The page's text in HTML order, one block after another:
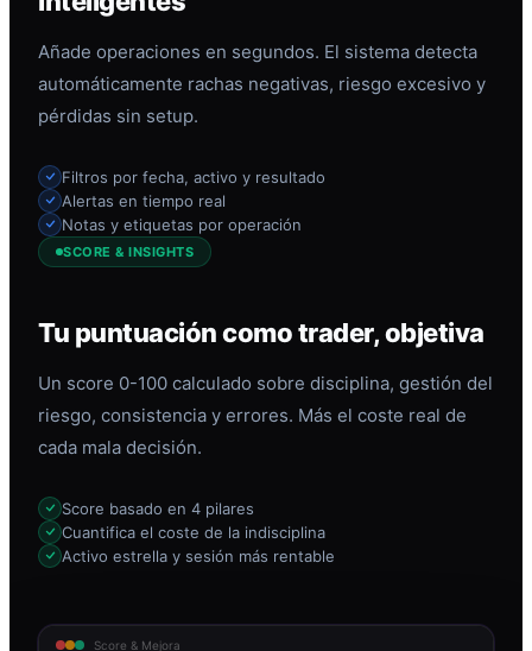
Añade operaciones en segundos. El sistema detecta
automáticamente rachas negativas, riesgo excesivo y
pérdidas sin setup.
Filtros por fecha, activo y resultado
Alertas en tiempo real
Notas y etiquetas por operación
SCORE & INSIGHTS
Tu puntuación como trader, objetiva
Un score 0-100 calculado sobre disciplina, gestión del
riesgo, consistencia y errores. Más el coste real de
cada mala decisión.
Score basado en 4 pilares
Cuantifica el coste de la indisciplina
Activo estrella y sesión más rentable
Score & Mejora